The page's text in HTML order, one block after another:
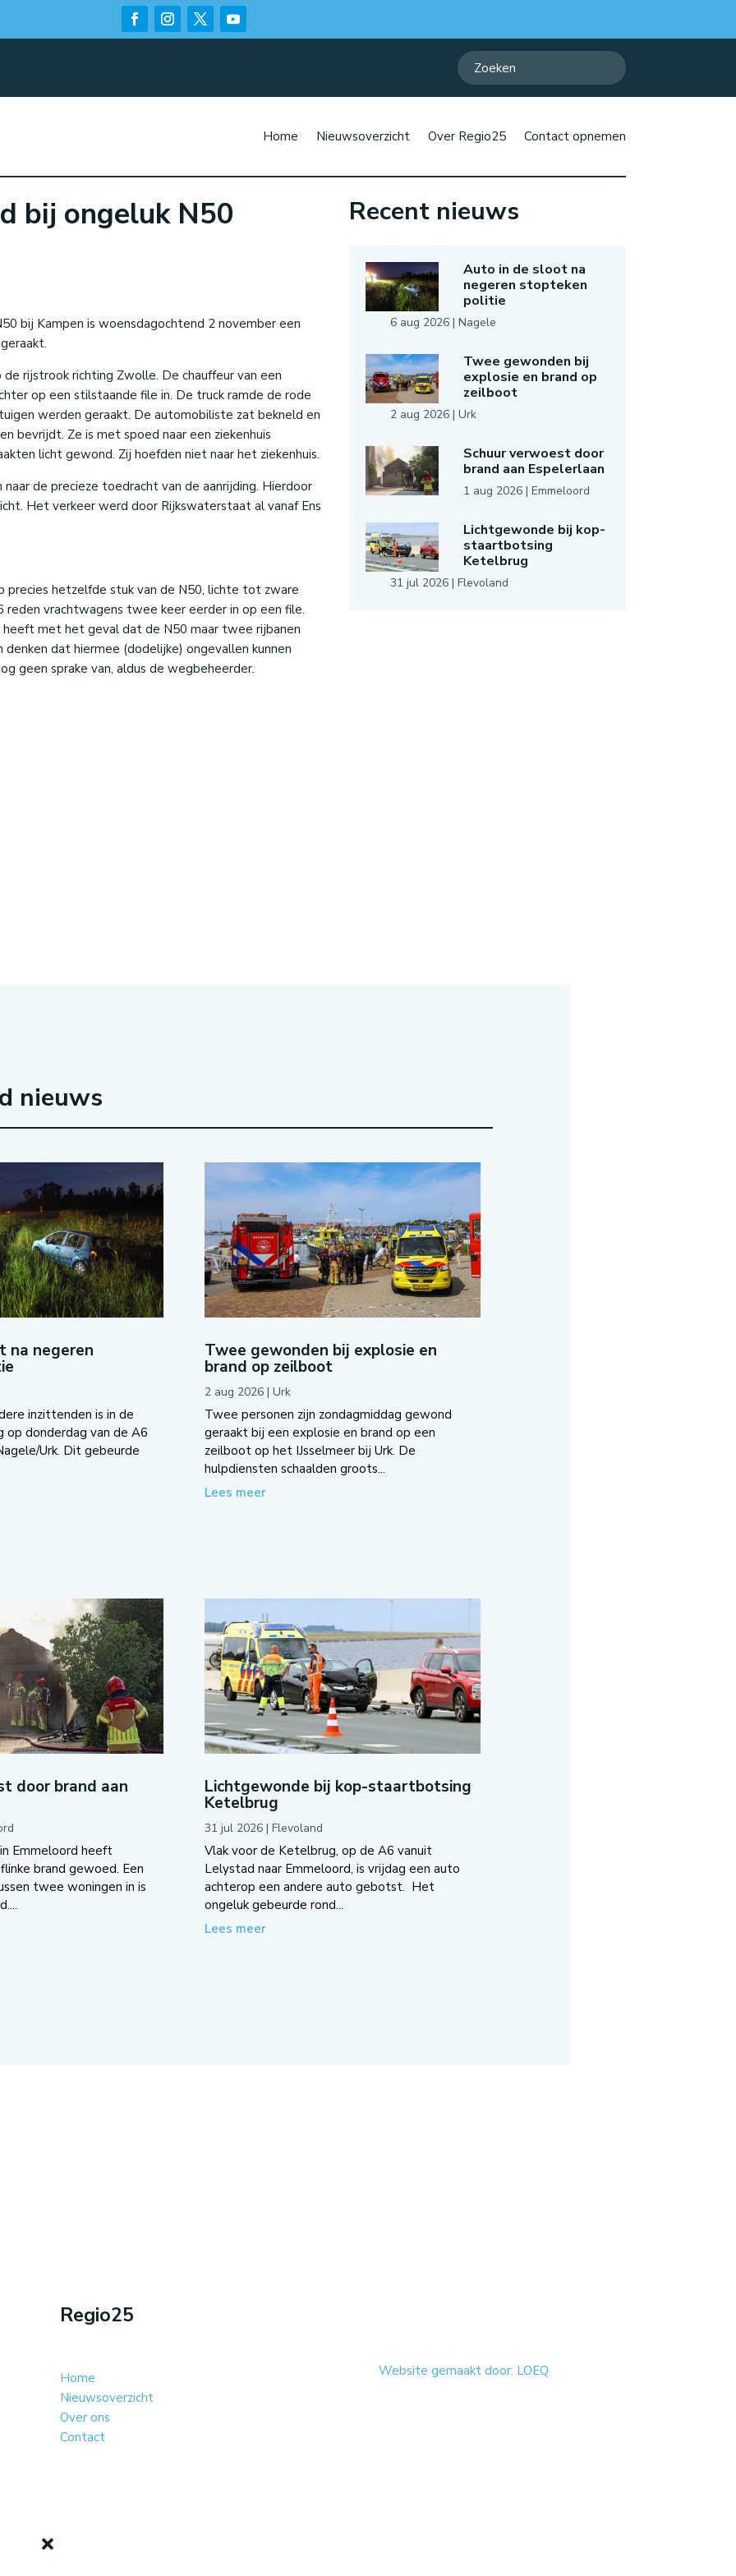
Home Nieuwsoverzicht Over Regio25 Contact opnemen
bij ongeluk N50
bij Kampen is woensdagochtend 2 november een
rijstrook richting Zwolle. De chauffeur van een
op een stilstaande file in. De truck ramde de rode
werden geraakt. De automobiliste zat bekneld en
bevrijdt. Ze is met spoed naar een ziekenhuis
licht gewond. Zij hoefden niet naar het ziekenhuis.
de precieze toedracht van de aanrijding. Hierdoor
Het verkeer werd door Rijkswaterstaat al vanaf Ens
precies hetzelfde stuk van de N50, lichte tot zware
reden vrachtwagens twee keer eerder in op een file.
met het geval dat de N50 maar twee rijbanen
dat hiermee (dodelijke) ongevallen kunnen
geen sprake van, aldus de wegbeheerder.
Recent nieuws
Auto in de sloot na
negeren stopteken
politie
6 aug 2026| Nagele
Twee gewonden bij
explosie en brand op
zeilboot
2 aug 2026| Urk
Schuur verwoest door
brand aan Espelerlaan
1 aug 2026| Emmeloord
Lichtgewonde bij kop-
staartbotsing
Ketelbrug
31 jul 2026| Flevoland
nieuws
na negeren
inzittenden is in de
op donderdag van de A6
Urk. Dit gebeurde
Twee gewonden bij explosie en
brand op zeilboot
2 aug 2026| Urk
Twee personen zijn zondagmiddag gewond
geraakt bij een explosie en brand op een
zeilboot op het IJsselmeer bij Urk. De
hulpdiensten schaalden groots...
Lees meer
door brand aan
Emmeloord heeft
brand gewoed. Een
twee woningen in is
Lichtgewonde bij kop-staartbotsing
Ketelbrug
31 jul 2026| Flevoland
Vlak voor de Ketelbrug, op de A6 vanuit
Lelystad naar Emmeloord, is vrijdag een auto
achterop een andere auto gebotst. Het
ongeluk gebeurde rond...
Lees meer
Regio25
Home
Nieuwsoverzicht
Over ons
Contact
Website gemaakt door: LOEQ